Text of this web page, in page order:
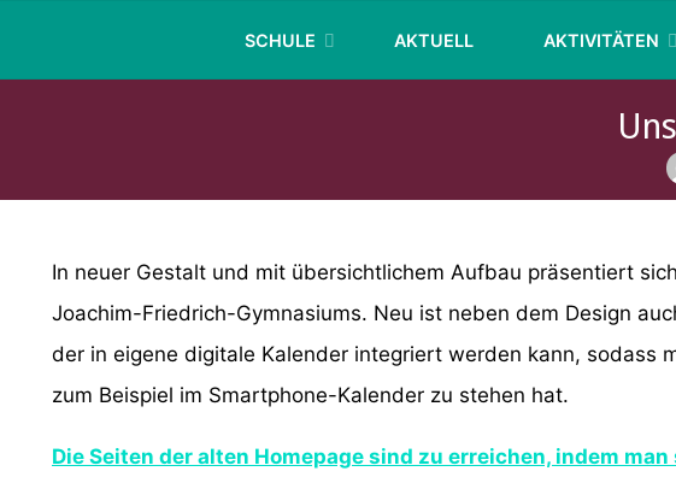
SCHULE AKTUELL AKTIVITÄTEN
In neuer Gestalt und mit übersichtlichem Aufbau präsentiert
Joachim-Friedrich-Gymnasiums. Neu ist neben dem Design
der in eigene digitale Kalender integriert werden kann, sodass
zum Beispiel im Smartphone-Kalender zu stehen hat.
Die Seiten der alten Homepage sind zu erreichen, indem